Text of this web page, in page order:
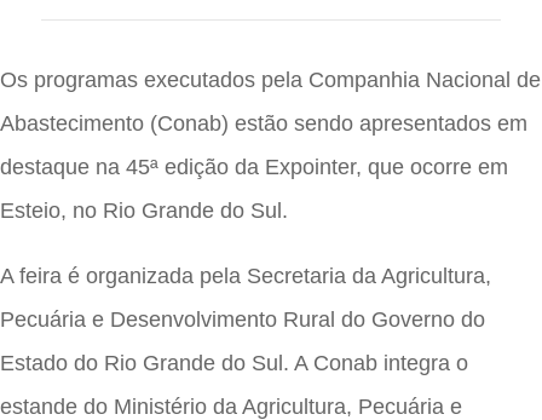
Os programas executados pela Companhia Nacional de
Abastecimento (Conab) estão sendo apresentados em
destaque na 45ª edição da Expointer, que ocorre em
Esteio, no Rio Grande do Sul.
A feira é organizada pela Secretaria da Agricultura,
Pecuária e Desenvolvimento Rural do Governo do
Estado do Rio Grande do Sul. A Conab integra o
estande do Ministério da Agricultura, Pecuária e